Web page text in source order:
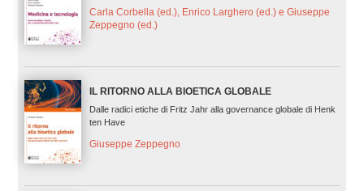
Carla Corbella (ed.), Enrico Larghero (ed.) e Giuseppe
Zeppegno (ed.)
IL RITORNO ALLA BIOETICA GLOBALE
Dalle radici etiche di Fritz Jahr alla governance globale di Henk
ten Have
Giuseppe Zeppegno